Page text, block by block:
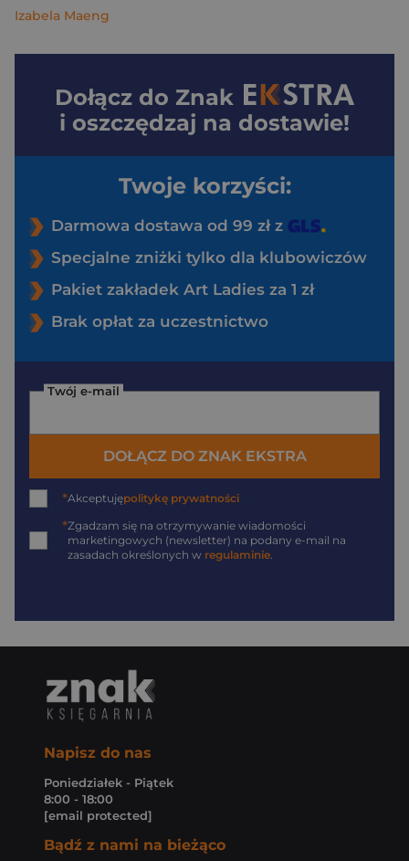
Izabela Maeng
Dołącz do Znak
i oszczędzaj na dostawie!
Twoje korzyści:
Darmowa dostawa od 99 zł z
Specjalne zniżki tylko dla klubowiczów
Pakiet zakładek Art Ladies za 1 zł
Brak opłat za uczestnictwo
Twój e-mail
DOŁĄCZ DO ZNAK EKSTRA
*Akceptujępolitykę prywatności
*Zgadzam się na otrzymywanie wiadomości
marketingowych (newsletter) na podany e-mail na
zasadach określonych w regulaminie
Napisz do nas
Poniedziałek - Piątek
8:00 - 18:00
[email protected]
Bądź z nami na bieżąco